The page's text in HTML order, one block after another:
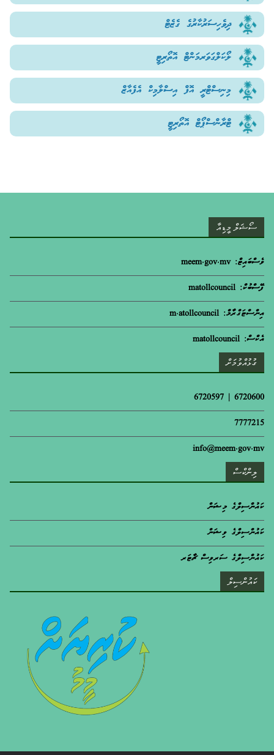
ދިވެހިސަރުކާރުގެ ގެޒެޓް
ލޯކަލްގަވަރމަންޓް އޮތޯރިޓީ
މިނިސްޓްރީ އޮފް އިސްލާމިކް އެފެއާޒް
ޓްރާންސްޕޯޓް އޮތޯރިޓީ
ސޯޝަލް މީޑިއާ
ވެސްބައިޓް: meem.gov.mv
ފޭސްބުކް: matollcouncil
އިންސްޓަގްރާމް: m.atollcouncil
އެކްސް: matollcouncil
ގުޅުއްވުމަށް
6720600 | 6720597
7777215
info@meem.gov.mv
ލިންކްސް
ކައުންސިލްގެ މިޝަން
ކައުންސިލްގެ ވިޝަން
ކައުންސިލްގެ ސަރވިސް ޗާޓަރ
ކައުންސިލް